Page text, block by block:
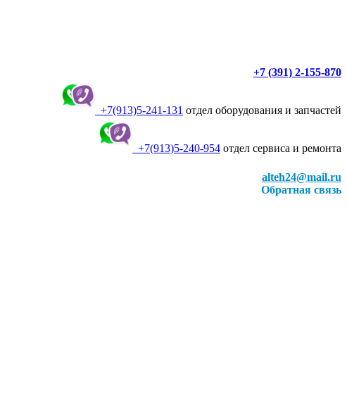
+7 (391) 2-155-870
+7(913)5-241-131 отдел оборудования и запчастей
+7(913)5-240-954 отдел сервиса и ремонта
alteh24@mail.ru
Обратная связь